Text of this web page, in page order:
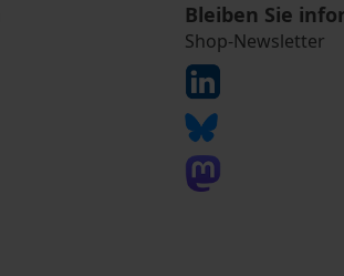
Bleiben Sie
Shop-Newsletter